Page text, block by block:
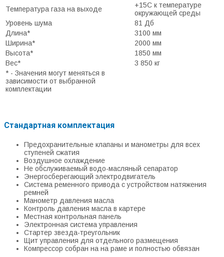
Температура газа на выходе
+15С к температуре
окружающей среды
Уровень шума
81 Дб
Длина*
3100 мм
Ширина*
2000 мм
Высота*
1850 мм
Вес*
3 850 кг
* - Значения могут меняться в
зависимости от выбранной
комплектации
Стандартная комплектация
Предохранительные клапаны и манометры для всех
ступеней сжатия
Воздушное охлаждение
Не обслуживаемый водо-масляный сепаратор
Энергосберегающий электродвигатель
Система ременного привода с устройством натяжения
ремней
Манометр давления масла
Контроль давления масла в картере
Местная контрольная панель
Электронная система управления
Стартер звезда-треугольник
Щит управления для отдельного размещения
Компрессор собран на на раме и полностью обвязан